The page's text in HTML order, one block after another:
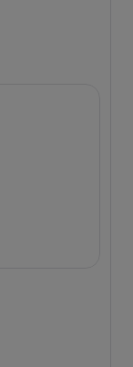
la
Par
passons
aperçu de